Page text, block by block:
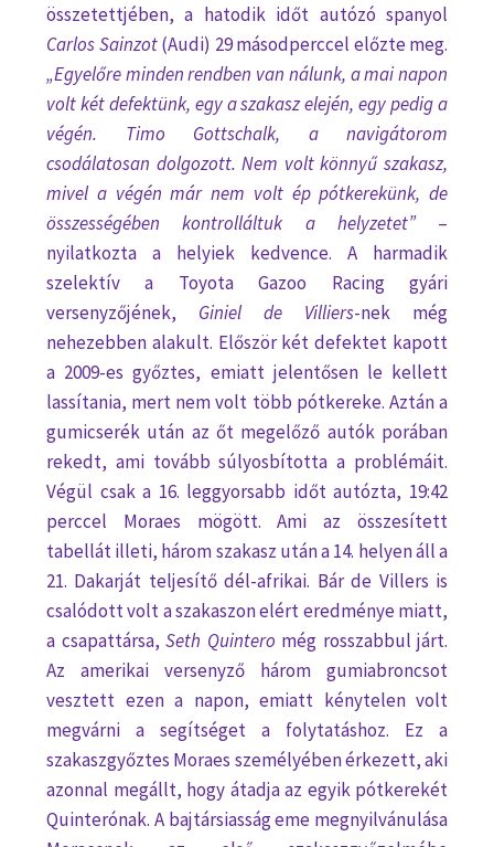
összetettjében, a hatodik időt autózó spanyol
Carlos Sainzot(Audi) 29 másodperccel előzte meg.
„Egyelőre minden rendben van nálunk, a mai napon
volt két defektünk, egy a szakasz elején, egy pedig a
végén. Timo Gottschalk, a navigátorom
csodálatosan dolgozott. Nem volt könnyű szakasz,
mivel a végén már nem volt ép pótkerekünk, de
összességében kontrolláltuk a helyzetet” –
nyilatkozta a helyiek kedvence. A harmadik
szelektív a Toyota Gazoo Racing gyári
versenyzőjének, Giniel de Villiers-nek még
nehezebben alakult. Először két defektet kapott
a 2009-es győztes, emiatt jelentősen le kellett
lassítania, mert nem volt több pótkereke. Aztán a
gumicserék után az őt megelőző autók porában
rekedt, ami tovább súlyosbította a problémáit.
Végül csak a 16. leggyorsabb időt autózta, 19:42
perccel Moraes mögött. Ami az összesített
tabellát illeti, három szakasz után a 14. helyen áll a
21. Dakarját teljesítő dél-afrikai. Bár de Villers is
csalódott volt a szakaszon elért eredménye miatt,
a csapattársa, Seth Quintero még rosszabbul járt.
Az amerikai versenyző három gumiabroncsot
vesztett ezen a napon, emiatt kénytelen volt
megvárni a segítséget a folytatáshoz. Ez a
szakaszgyőztes Moraes személyében érkezett, aki
azonnal megállt, hogy átadja az egyik pótkerekét
Quinterónak. A bajtársiasság eme megnyilvánulása